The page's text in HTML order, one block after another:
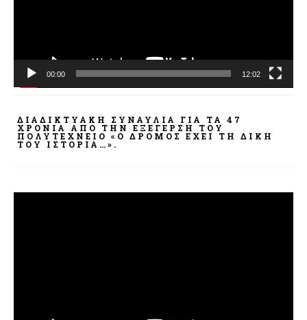
00:00 12:02
ΔΙΑΔΙΚΤΥΑΚΉ ΣΥΝΑΥΛΊΑ ΓΙΑ ΤΑ 47
ΧΡΌΝΙΑ ΑΠΌ ΤΗΝ ΕΞΈΓΕΡΣΗ ΤΟΥ
ΠΟΛΥΤΕΧΝΕΊΟ «Ο ΔΡΌΜΟΣ ΈΧΕΙ ΤΗ ΔΙΚΉ
ΤΟΥ ΙΣΤΟΡΊΑ…».